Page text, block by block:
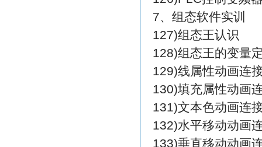
7、组态软件实训
127)组态王认识
128)组态王的变量
129)线属性动画连
130)填充属性动画
131)文本色动画连
132)水平移动动画
133)垂直移动动画